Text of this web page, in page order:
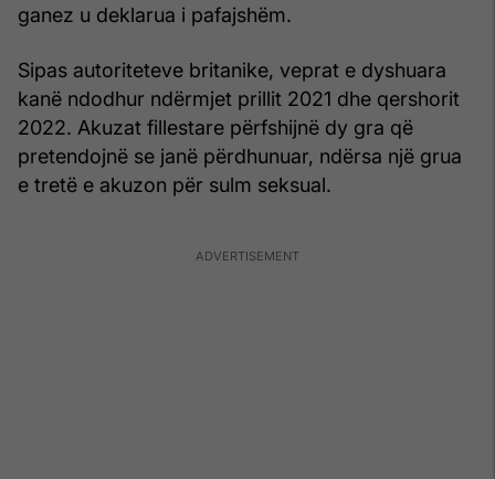
ganez u deklarua i pafajshëm.
Sipas autoriteteve britanike, veprat e dyshuara
kanë ndodhur ndërmjet prillit 2021 dhe qershorit
2022. Akuzat fillestare përfshijnë dy gra që
pretendojnë se janë përdhunuar, ndërsa një grua
e tretë e akuzon për sulm seksual.